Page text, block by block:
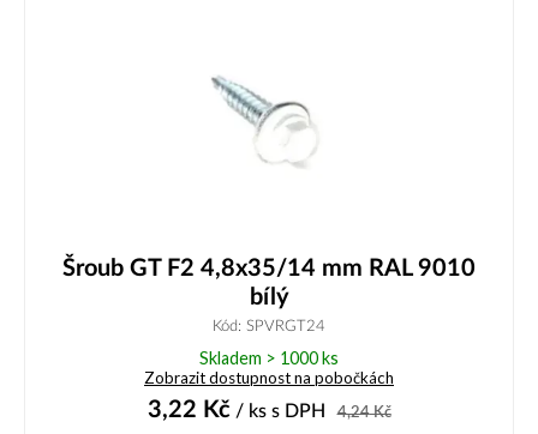
Šroub GT F2 4,8x35/14 mm RAL 9010
bílý
Kód: SPVRGT24
Skladem > 1000 ks
Zobrazit dostupnost na pobočkách
3,22 Kč/ ks s DPH 4,24Kč